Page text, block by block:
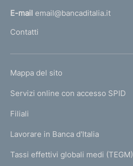
l
m
e
a
g
E-mail email@bancaditalia.it
Contatti
L
N
K
T
I
Mappa del sito
Servizi online con accesso SPID
Filiali
Lavorare in Banca d'Italia
Tassi effettivi globali medi (TEGM)